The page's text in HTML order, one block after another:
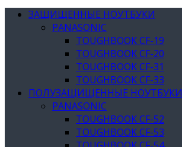
ЗАЩИЩЕННЫЕ НОУТБУКИ
PANASONIC
TOUGHBOOK CF-19
TOUGHBOOK CF-20
TOUGHBOOK CF-31
TOUGHBOOK CF-33
ПОЛУЗАЩИЩЕННЫЕ НОУТБУКИ
PANASONIC
TOUGHBOOK CF-52
TOUGHBOOK CF-53